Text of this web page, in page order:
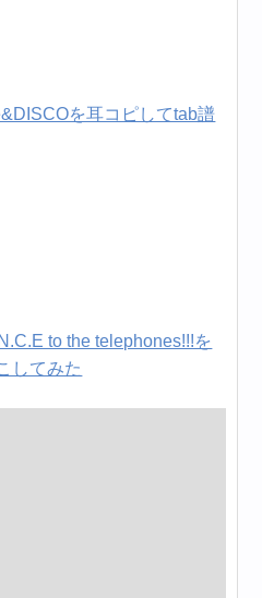
を耳コピしてtab譜
to the telephones!!!を
してみた